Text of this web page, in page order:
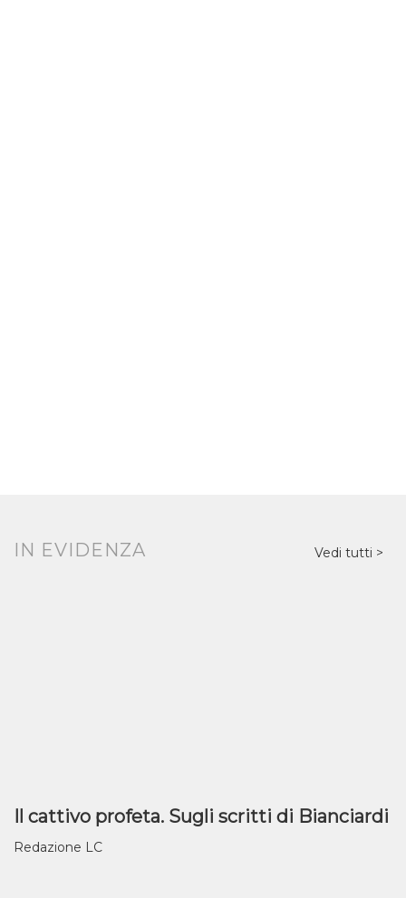
IN EVIDENZA Vedi tutti
Il cattivo profeta. Sugli scritti di Bianciardi
Redazione LC